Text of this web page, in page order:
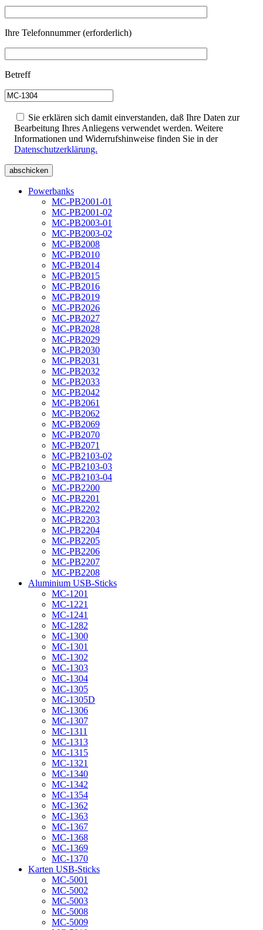
Ihre Telefonnummer (erforderlich)
Betreff
Sie erklären sich damit einverstanden, daß Ihre Daten zur
Bearbeitung Ihres Anliegens verwendet werden. Weitere
Informationen und Widerrufshinweise finden Sie in der
Datenschutzerklärung.
Powerbanks
MC-PB2001-01
MC-PB2001-02
MC-PB2003-01
MC-PB2003-02
MC-PB2008
MC-PB2010
MC-PB2014
MC-PB2015
MC-PB2016
MC-PB2019
MC-PB2026
MC-PB2027
MC-PB2028
MC-PB2029
MC-PB2030
MC-PB2031
MC-PB2032
MC-PB2033
MC-PB2042
MC-PB2061
MC-PB2062
MC-PB2069
MC-PB2070
MC-PB2071
MC-PB2103-02
MC-PB2103-03
MC-PB2103-04
MC-PB2200
MC-PB2201
MC-PB2202
MC-PB2203
MC-PB2204
MC-PB2205
MC-PB2206
MC-PB2207
MC-PB2208
Aluminium USB-Sticks
MC-1201
MC-1221
MC-1241
MC-1282
MC-1300
MC-1301
MC-1302
MC-1303
MC-1304
MC-1305
MC-1305D
MC-1306
MC-1307
MC-1311
MC-1313
MC-1315
MC-1321
MC-1340
MC-1342
MC-1354
MC-1362
MC-1363
MC-1367
MC-1368
MC-1369
MC-1370
Karten USB-Sticks
MC-5001
MC-5002
MC-5003
MC-5008
MC-5009